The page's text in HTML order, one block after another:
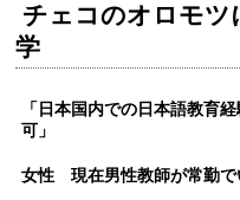
チェコのオロモ
学
「日本国内での日本語教育
可」
女性 現在男性教師が常勤で